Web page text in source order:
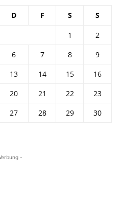
D F S S
1
2
6 7 8
9
13 14 15
16
20 21 22
23
27 28 29
30
-